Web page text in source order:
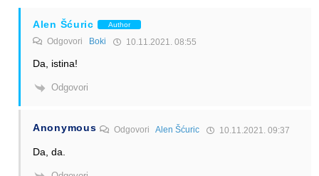
Alen Šćuric Author
Odgovori Boki 10.11.2021. 08:55
Da, istina!
Odgovori
Anonymous OdgovoriAlen Šćuric 10.11.2021. 09:37
Da, da.